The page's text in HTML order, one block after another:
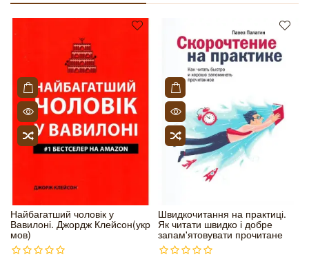
Найбагатший чоловік у
Вавилоні. Джордж Клейсон(укр
мов)
Швидкочитання на практиці.
Як читати швидко і добре
запам'ятовувати прочитане